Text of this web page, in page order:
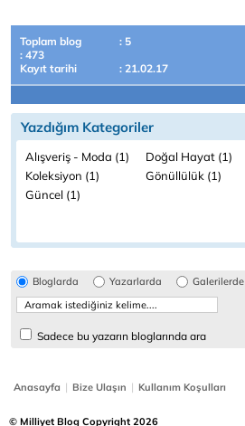
Toplam blog
: 5
: 473
Kayıt tarihi
: 21.02.17
Yazdığım Kategoriler
Alışveriş - Moda (1)
Doğal Hayat (1)
Koleksiyon (1)
Gönüllülük (1)
Güncel (1)
Bloglarda Yazarlarda Galerilerde
Sadece bu yazarın bloglarında ara
Anasayfa | Bize Ulaşın | Kullanım Koşulları
© Milliyet Blog Copyright 2026